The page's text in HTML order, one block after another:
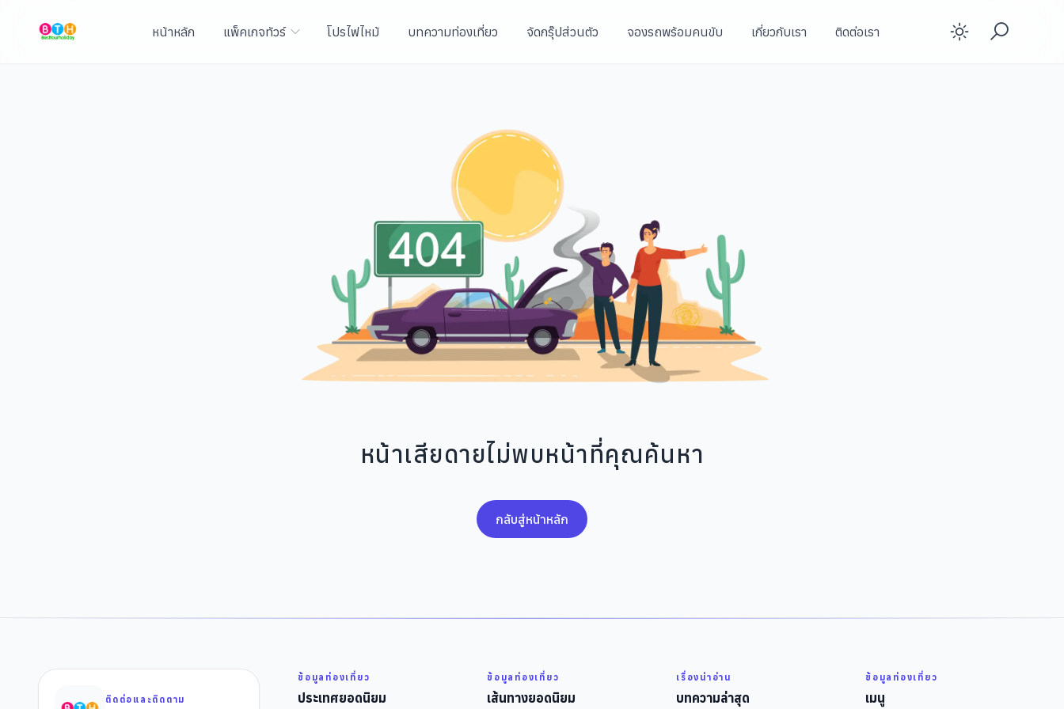
หน้าหลัก แพ็คเกจทัวร์ โปรไฟไหม้ บทความท่องเที่ยว จัดกรุ๊ปส่วนตัว จองรถพร้อมคนขับ เกี่ยวกับเรา ติดต่อเรา Enable
หน้าเสียดายไม่พบหน้าที่คุณค้นหา
กลับสู่หน้าหลัก
ติดต่อและติดตาม
ข้อมูลท่องเที่ยว
ประเทศยอดนิยม
ข้อมูลท่องเที่ยว
เส้นทางยอดนิยม
เรื่องน่าอ่าน
บทความล่าสุด
ข้อมูลท่องเที่ยว
เมนู